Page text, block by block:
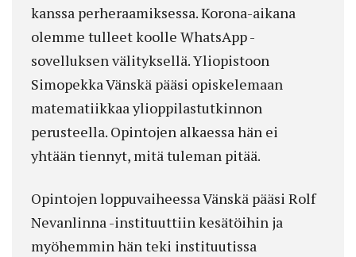
kanssa perheraamiksessa. Korona-aikana
olemme tulleet koolle WhatsApp -
sovelluksen välityksellä. Yliopistoon
Simopekka Vänskä pääsi opiskelemaan
matematiikkaa ylioppilastutkinnon
perusteella. Opintojen alkaessa hän ei
yhtään tiennyt, mitä tuleman pitää.
Opintojen loppuvaiheessa Vänskä pääsi Rolf
Nevanlinna -instituuttiin kesätöihin ja
myöhemmin hän teki instituutissa